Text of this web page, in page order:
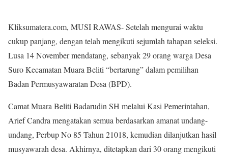
Kliksumatera.com, MUSI RAWAS- Setelah mengurai waktu
cukup panjang, dengan telah mengikuti sejumlah tahapan seleksi.
Lusa 14 November mendatang, sebanyak 29 orang warga Desa
Suro Kecamatan Muara Beliti “bertarung” dalam pemilihan
Badan Permusyawaratan Desa (BPD).
Camat Muara Beliti Badarudin SH melalui Kasi Pemerintahan,
Arief Candra mengatakan semua berdasarkan amanat undang-
undang, Perbup No 85 Tahun 21018, kemudian dilanjutkan hasil
musyawarah desa. Akhirnya, ditetapkan dari 30 orang mengikuti